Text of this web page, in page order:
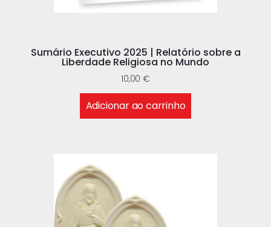
Sumário Executivo 2025 | Relatório sobre a
Liberdade Religiosa no Mundo
10,00 €
Adicionar ao carrinho